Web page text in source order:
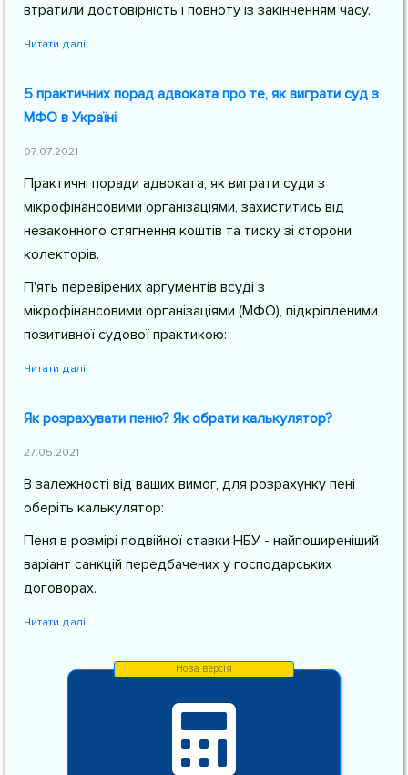
втратили достовірність і повноту із закінченням часу.
Читати далі
5 практичних порад адвоката про те, як виграти суд з
МФО в Україні
07.07.2021
Практичні поради адвоката, як виграти суди з
мікрофінансовими організаціями, захиститись від
незаконного стягнення коштів та тиску зі сторони
колекторів.
П'ять перевірених аргументів всуді з
мікрофінансовими організаціями (МФО), підкріпленими
позитивної судової практикою:
Читати далі
Як розрахувати пеню? Як обрати калькулятор?
27.05.2021
В залежності від ваших вимог, для розрахунку пені
оберіть калькулятор:
Пеня в розмірі подвійної ставки НБУ - найпоширеніший
варіант санкцій передбачених у господарських
договорах.
Читати далі